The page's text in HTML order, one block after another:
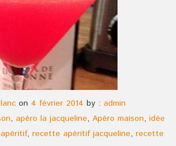
on 4 février 2014 by : admin
, apéro la jacqueline, Apéro maison, idée
, recette apéritif jacqueline, recette